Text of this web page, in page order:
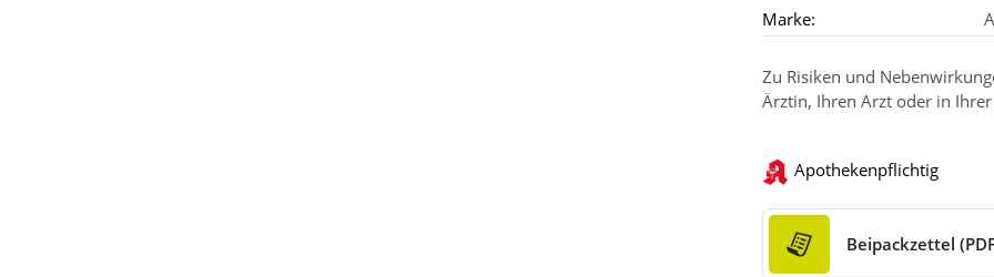
Marke:
Zu Risiken und
Ärztin, Ihren Arzt oder in
Apothekenpflichtig
Beipackzettel